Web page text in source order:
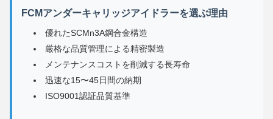
FCMアンダーキャリッジアイドラーを選ぶ理由
優れたSCMn3A鋼合金構造
厳格な品質管理による精密製造
メンテナンスコストを削減する長寿命
迅速な15〜45日間の納期
ISO9001認証品質基準